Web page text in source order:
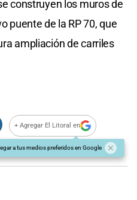
construyen los muros de
puente de la RP 70, que
ampliación de carriles
+ Agregar El Litoral en
a tus medios preferidos en Google